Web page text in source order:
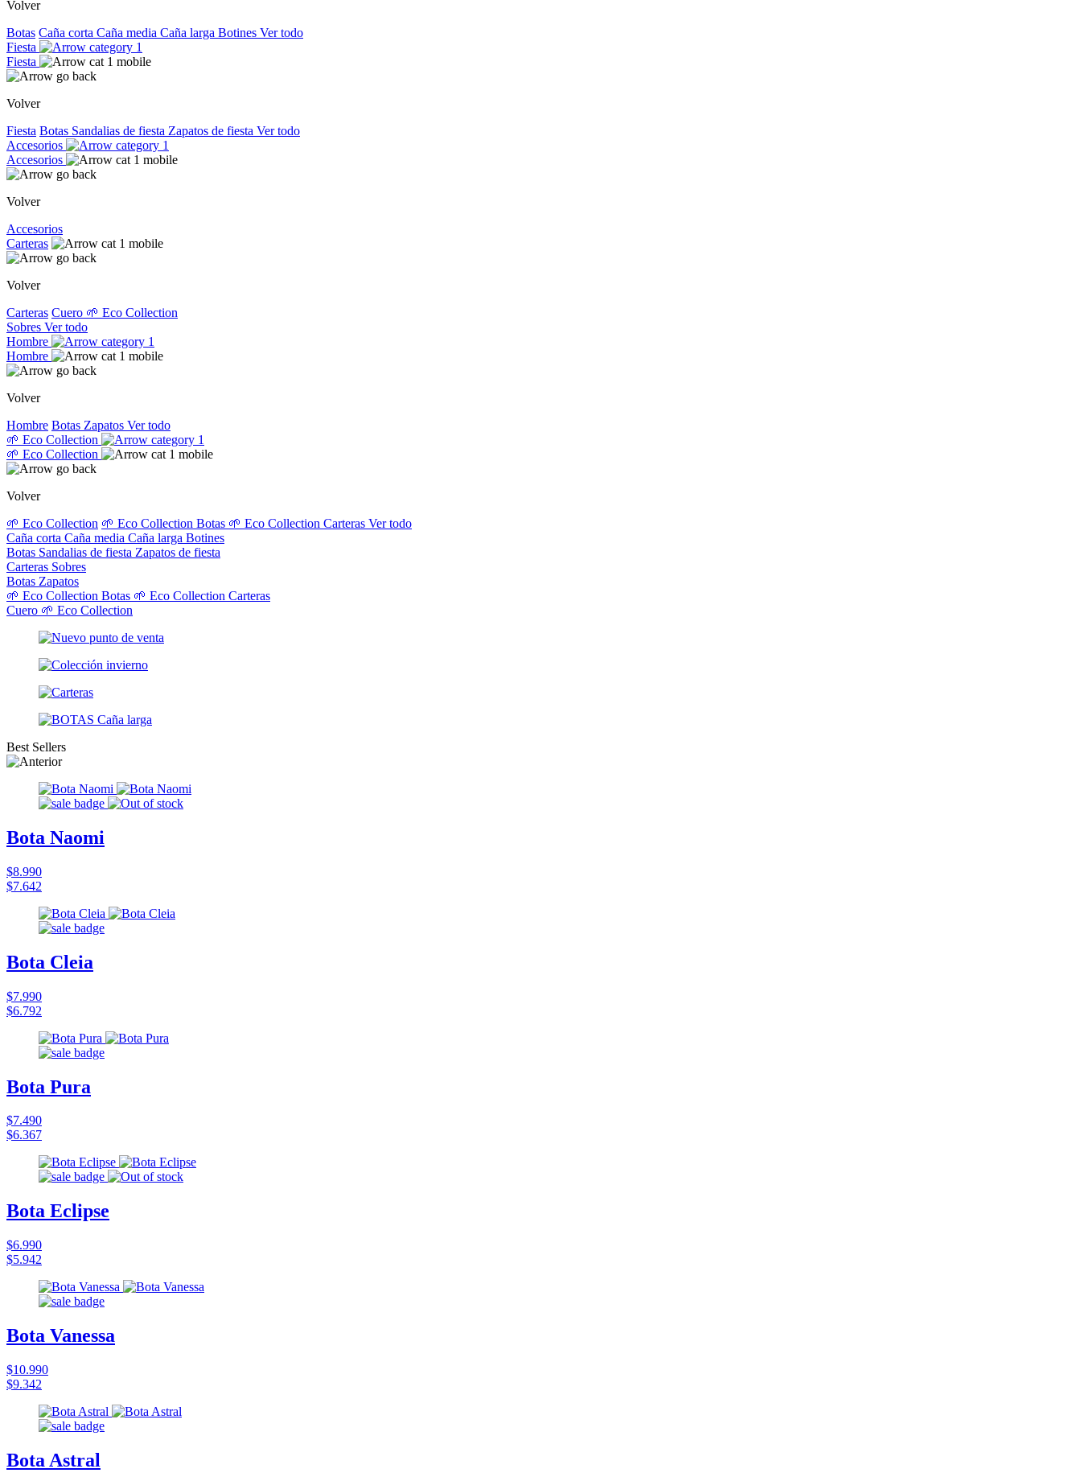
Volver
Botas Caña corta Caña media Caña larga Botines Ver todo
Fiesta
Fiesta
Volver
Fiesta Botas Sandalias de fiesta Zapatos de fiesta Ver todo
Accesorios
Accesorios
Volver
Accesorios
Carteras
Volver
Carteras Cuero 🌱 Eco Collection
Sobres Ver todo
Hombre
Hombre
Volver
Hombre Botas Zapatos Ver todo
🌱 Eco Collection
🌱 Eco Collection
Volver
🌱 Eco Collection 🌱 Eco Collection Botas 🌱 Eco Collection Carteras Ver todo
Caña corta Caña media Caña larga Botines
Botas Sandalias de fiesta Zapatos de fiesta
Carteras Sobres
Botas Zapatos
🌱 Eco Collection Botas 🌱 Eco Collection Carteras
Cuero 🌱 Eco Collection
Best Sellers
Bota Naomi
$8.990
$7.642
Bota Cleia
$7.990
$6.792
Bota Pura
$7.490
$6.367
Bota Eclipse
$6.990
$5.942
Bota Vanessa
$10.990
$9.342
Bota Astral